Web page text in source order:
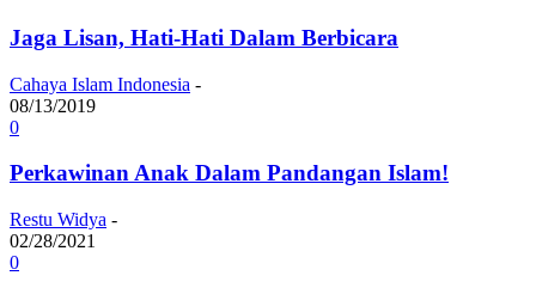
Jaga Lisan, Hati-Hati Dalam Berbicara
Cahaya Islam Indonesia -
08/13/2019
0
Perkawinan Anak Dalam Pandangan Islam!
Restu Widya -
02/28/2021
0